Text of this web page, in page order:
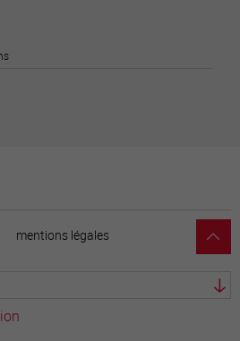
mentions légales